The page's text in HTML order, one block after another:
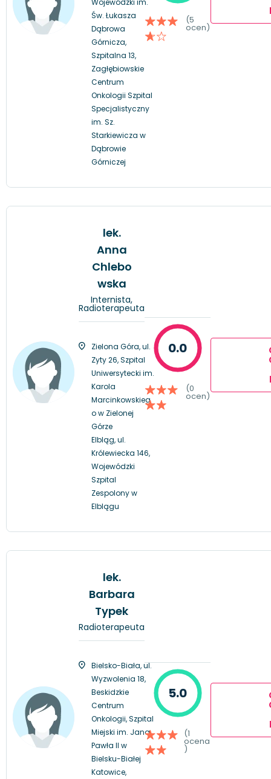
Św. Łukasza
Dąbrowa
Górnicza,
Szpitalna 13,
Zagłębiowskie
Centrum
Onkologii Szpital
Specjalistyczny
im. Sz.
Starkiewicza w
Dąbrowie
Górniczej
(5
ocen)
lek.
Anna
Chlebo
wska
Internista,
Radioterapeuta
Zielona Góra, ul.
Zyty 26, Szpital
Uniwersytecki im.
Karola
Marcinkowskieg
o w Zielonej
Górze
Elbląg, ul.
Królewiecka 146,
Wojewódzki
Szpital
Zespolony w
Elblągu
0.0
(0
ocen)
lek.
Barbara
Typek
Radioterapeuta
Bielsko-Biała, ul.
Wyzwolenia 18,
Beskidzkie
Centrum
Onkologii, Szpital
Miejski im. Jana
Pawła II w
Bielsku-Białej
Katowice,
5.0
(1
ocena
)